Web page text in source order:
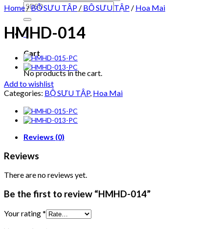
Search
for:
0
Cart
No products in the cart.
Home/BỘ SƯU TẬP / BỘ SƯU TẬP / Hoa Mai
HMHD-014
Add to wishlist
Categories: BỘ SƯU TẬP, Hoa Mai
Reviews (0)
Reviews
There are no reviews yet.
Be the first to review “HMHD-014”
Your rating*